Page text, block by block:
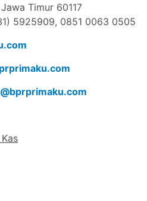
Timur 60117
5925909, 0851 0063 0505